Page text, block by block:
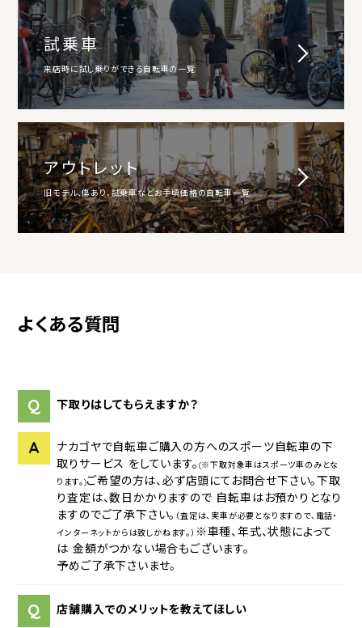
試乗車
来店時に試し乗りができる自転車の一覧
アウトレット
旧モデル、傷あり、試乗車などお手頃価格の自転車一覧
よくある質問
Q 下取りはしてもらえますか？
A
ナカゴヤで自転車ご購入の方へのスポーツ自転車の下
取りサービス をしています。 (※下取対象車はスポーツ車のみとな
ります。)ご希望の方は、必ず店頭にてお問合せ下さい。下取
り査定は、数日かかりますので 自転車はお預かりとなり
ますのでご了承下さい。 （査定は、実車が必要となりますので、電話・
インターネットからは致しかねます。） ※車種、年式、状態によって
は 金額がつかない場合もございます。
予めご了承下さいませ。
Q 店舗購入でのメリットを教えてほしい